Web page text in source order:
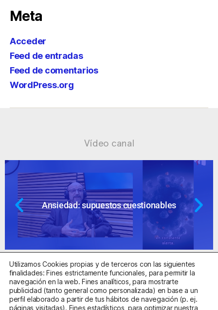
Meta
Acceder
Feed de entradas
Feed de comentarios
WordPress.org
Vídeo canal
Ansiedad: supuestos cuestionables
Centro Sanitario Autorizado con el código E08737002
Utilizamos Cookies propias y de terceros con las siguientes
finalidades: Fines estrictamente funcionales, para permitir la
navegación en la web. Fines analíticos, para mostrarte
publicidad (tanto general como personalizada) en base a un
perfil elaborado a partir de tus hábitos de navegación (p. ej.
páginas visitadas). Fines estadísticos, para optimizar nuestra